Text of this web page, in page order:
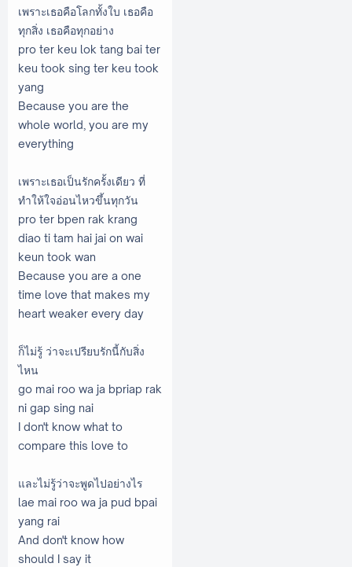
เพราะเธอคือโลกทั้งใบ เธอคือ
ทุกสิ่ง เธอคือทุกอย่าง
pro ter keu lok tang bai ter
keu took sing ter keu took
yang
Because you are the
whole world, you are my
everything
เพราะเธอเป็นรักครั้งเดียว ที่
ทำให้ใจอ่อนไหวขึ้นทุกวัน
pro ter bpen rak krang
diao ti tam hai jai on wai
keun took wan
Because you are a one
time love that makes my
heart weaker every day
ก็ไม่รู้ ว่าจะเปรียบรักนี้กับสิ่ง
ไหน
go mai roo wa ja bpriap rak
ni gap sing nai
I don't know what to
compare this love to
และไม่รู้ว่าจะพูดไปอย่างไร
lae mai roo wa ja pud bpai
yang rai
And don't know how
should I say it